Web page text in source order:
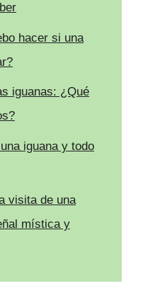
hacer si una
iguanas: ¿Qué
iguana y todo
visita de una
mística y